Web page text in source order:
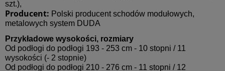
szt.),
Producent: Polski producent schodów modułowych,
metalowych system DUDA
Przykładowe wysokości, rozmiary
Od podłogi do podłogi 193 - 253 cm - 10 stopni / 11
wysokości (- 2 stopnie)
Od podłogi do podłogi 210 - 276 cm - 11 stopni / 12